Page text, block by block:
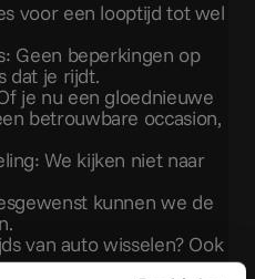
voor een looptijd tot wel
Geen beperkingen op
dat je rijdt.
je nu een gloednieuwe
betrouwbare occasion,
We kijken niet naar
kunnen we de
van auto wisselen? Ook